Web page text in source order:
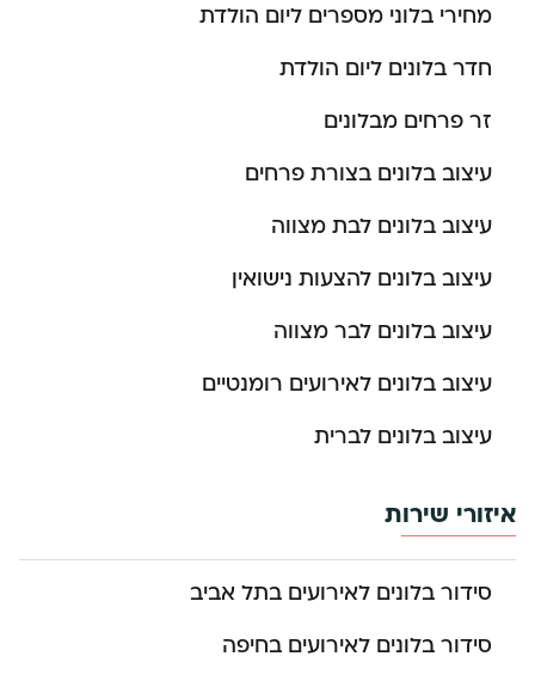
מחירי בלוני מספרים ליום הולדת
חדר בלונים ליום הולדת
זר פרחים מבלונים
עיצוב בלונים בצורת פרחים
עיצוב בלונים לבת מצווה
עיצוב בלונים להצעות נישואין
עיצוב בלונים לבר מצווה
עיצוב בלונים לאירועים רומנטיים
עיצוב בלונים לברית
איזורי שירות
סידור בלונים לאירועים בתל אביב
סידור בלונים לאירועים בחיפה